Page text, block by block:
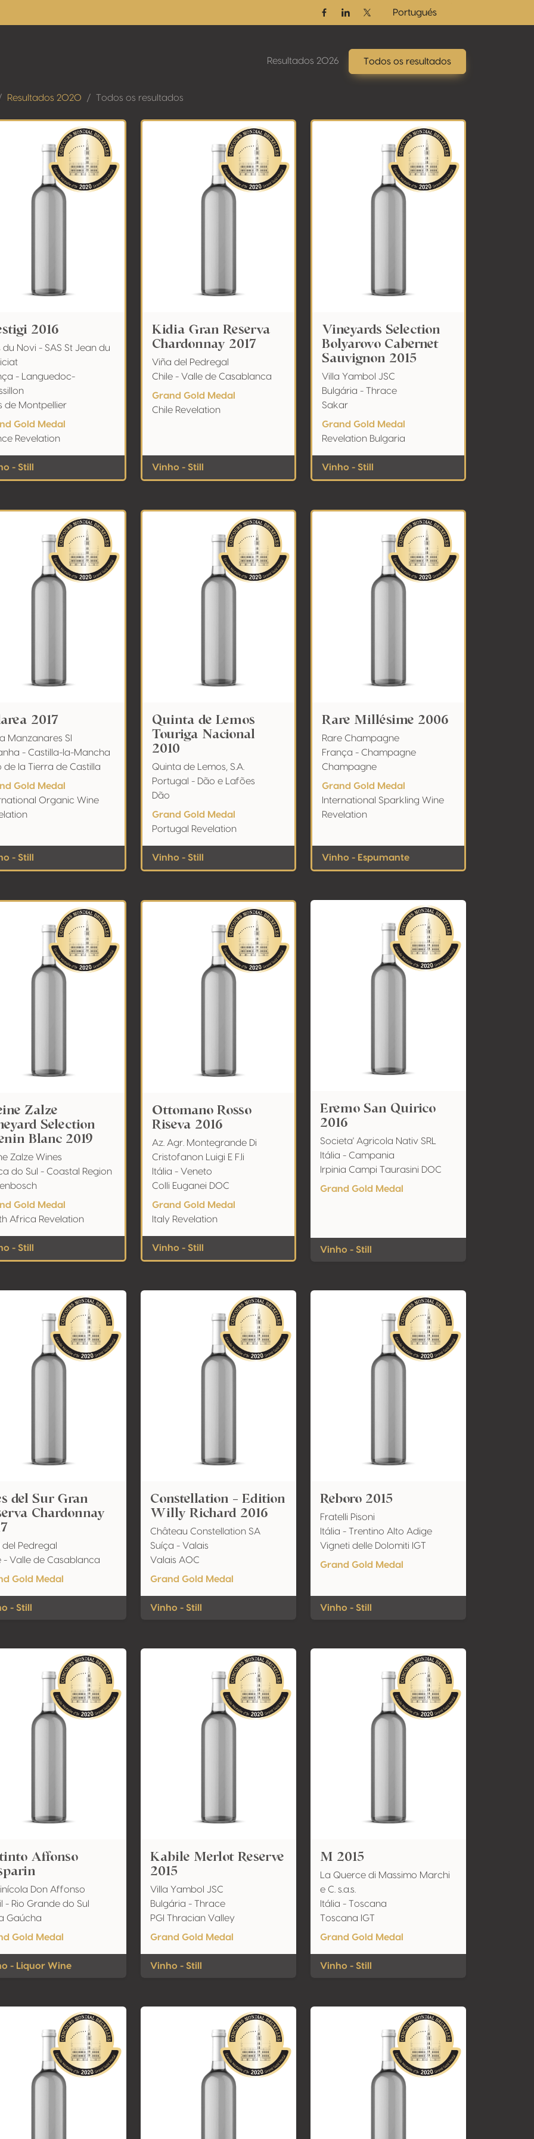
FacebookLinkedinTwitter / X
Portugués
Resultados 2026 Todos os resultados
Resultados 2020 Todos os resultados
2016
du Novi - SAS St Jean du
- Languedoc-
de Montpellier
Gold Medal
Revelation
- Still
Kidia Gran Reserva
Chardonnay 2017
Viña del Pedregal
Chile - Valle de Casablanca
Grand Gold Medal
Chile Revelation
Vinho - Still
Vineyards Selection
Bolyarovo Cabernet
Sauvignon 2015
Villa Yambol JSC
Bulgária - Thrace
Sakar
Grand Gold Medal
Revelation Bulgaria
Vinho - Still
2017
Manzanares Sl
- Castilla-la-Mancha
de la Tierra de Castilla
Gold Medal
Organic Wine
- Still
Quinta de Lemos
Touriga Nacional
2010
Quinta de Lemos, S.A.
Portugal - Dão e Lafões
Dão
Grand Gold Medal
Portugal Revelation
Vinho - Still
Rare Millésime 2006
Rare Champagne
França - Champagne
Champagne
Grand Gold Medal
International Sparkling Wine
Revelation
Vinho - Espumante
Zalze
Selection
Blanc 2019
Zalze Wines
do Sul - Coastal Region
Gold Medal
Africa Revelation
- Still
Ottomano Rosso
Riseva 2016
Az. Agr. Montegrande Di
Cristofanon Luigi E F.li
Itália - Veneto
Colli Euganei DOC
Grand Gold Medal
Italy Revelation
Vinho - Still
Eremo San Quirico
2016
Societa' Agricola Nativ SRL
Itália - Campania
Irpinia Campi Taurasini DOC
Grand Gold Medal
Vinho - Still
del Sur Gran
Chardonnay
Pedregal
- Valle de Casablanca
Gold Medal
- Still
Constellation - Edition
Willy Richard 2016
Château Constellation SA
Suíça - Valais
Valais AOC
Grand Gold Medal
Vinho - Still
Reboro 2015
Fratelli Pisoni
Itália - Trentino Alto Adige
Vigneti delle Dolomiti IGT
Grand Gold Medal
Vinho - Still
Affonso
Don Affonso
- Rio Grande do Sul
Gaúcha
Gold Medal
- Liquor Wine
Kabile Merlot Reserve
2015
Villa Yambol JSC
Bulgária - Thrace
PGI Thracian Valley
Grand Gold Medal
Vinho - Still
M 2015
La Querce di Massimo Marchi
e C. s.a.s.
Itália - Toscana
Toscana IGT
Grand Gold Medal
Vinho - Still